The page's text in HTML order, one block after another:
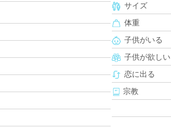
サイズ
体重
子供がいる
子供が欲しい
恋に出る
宗教